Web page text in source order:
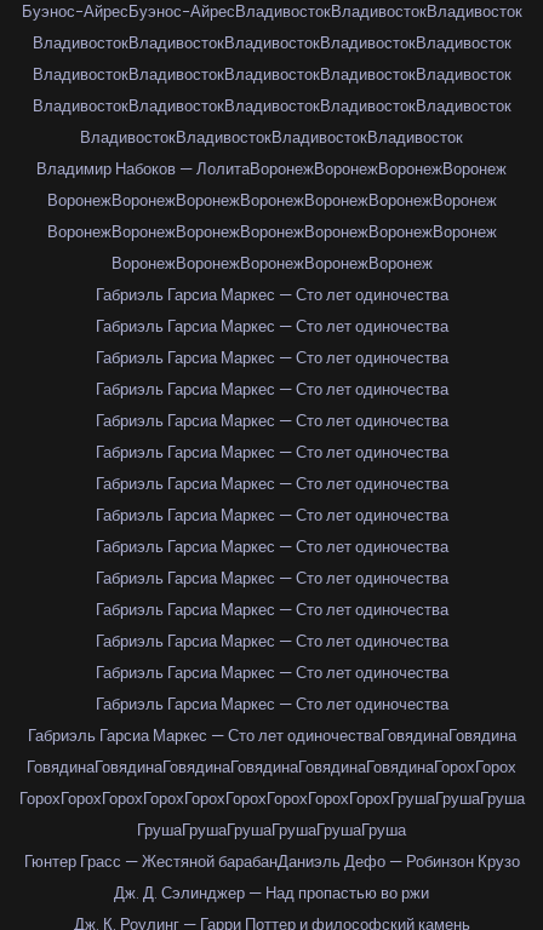
Буэнос-АйресБуэнос-АйресВладивостокВладивостокВладивосток
ВладивостокВладивостокВладивостокВладивостокВладивосток
ВладивостокВладивостокВладивостокВладивостокВладивосток
ВладивостокВладивостокВладивостокВладивостокВладивосток
ВладивостокВладивостокВладивостокВладивосток
Владимир Набоков — ЛолитаВоронежВоронежВоронежВоронеж
ВоронежВоронежВоронежВоронежВоронежВоронежВоронеж
ВоронежВоронежВоронежВоронежВоронежВоронежВоронеж
ВоронежВоронежВоронежВоронежВоронеж
Габриэль Гарсиа Маркес — Сто лет одиночества
Габриэль Гарсиа Маркес — Сто лет одиночества
Габриэль Гарсиа Маркес — Сто лет одиночества
Габриэль Гарсиа Маркес — Сто лет одиночества
Габриэль Гарсиа Маркес — Сто лет одиночества
Габриэль Гарсиа Маркес — Сто лет одиночества
Габриэль Гарсиа Маркес — Сто лет одиночества
Габриэль Гарсиа Маркес — Сто лет одиночества
Габриэль Гарсиа Маркес — Сто лет одиночества
Габриэль Гарсиа Маркес — Сто лет одиночества
Габриэль Гарсиа Маркес — Сто лет одиночества
Габриэль Гарсиа Маркес — Сто лет одиночества
Габриэль Гарсиа Маркес — Сто лет одиночества
Габриэль Гарсиа Маркес — Сто лет одиночества
Габриэль Гарсиа Маркес — Сто лет одиночестваГовядинаГовядина
ГовядинаГовядинаГовядинаГовядинаГовядинаГовядинаГорохГорох
ГорохГорохГорохГорохГорохГорохГорохГорохГорохГрушаГрушаГруша
ГрушаГрушаГрушаГрушаГрушаГруша
Гюнтер Грасс — Жестяной барабанДаниэль Дефо — Робинзон Крузо
Дж. Д. Сэлинджер — Над пропастью во ржи
Дж. К. Роулинг — Гарри Поттер и философский камень